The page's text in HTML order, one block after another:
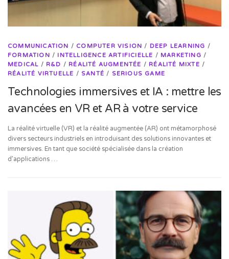
COMMUNICATION / COMPUTER VISION / DEEP LEARNING /
FORMATION / INTELLIGENCE ARTIFICIELLE / MARKETING /
MEDICAL / R&D / RÉALITÉ AUGMENTÉE / RÉALITÉ MIXTE /
RÉALITÉ VIRTUELLE / SANTÉ / SERIOUS GAME
Technologies immersives et IA : mettre les
avancées en VR et AR à votre service
La réalité virtuelle (VR) et la réalité augmentée (AR) ont métamorphosé
divers secteurs industriels en introduisant des solutions innovantes et
immersives. En tant que société spécialisée dans la création
d’applications …